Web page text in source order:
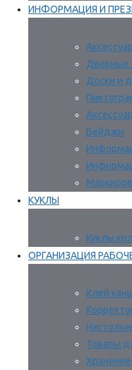
ИНФОРМАЦИЯ И
Дверные
Доски и
Бейджи
КУКЛЫ
Куклы
ОРГАНИЗАЦИЯ
Клей
Товары